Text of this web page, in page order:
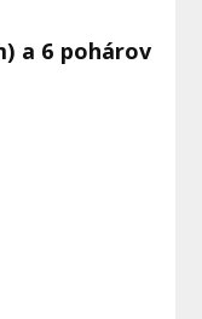
a 6 pohárov